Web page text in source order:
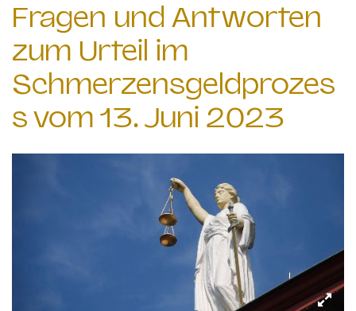
Fragen und Antworten
zum Urteil im
Schmerzensgeldprozes
s vom 13. Juni 2023